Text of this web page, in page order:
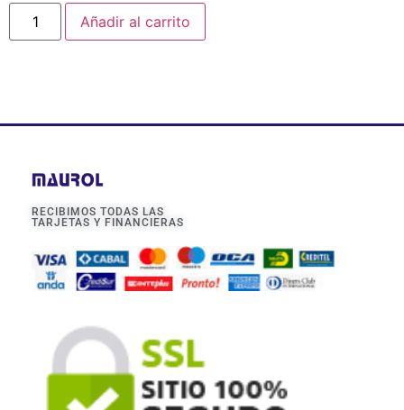
Añadir al carrito
RECIBIMOS TODAS LAS
TARJETAS Y FINANCIERAS